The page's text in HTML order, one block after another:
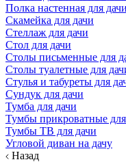
Полка настенная для дачи
Скамейка для дачи
Стеллаж для дачи
Стол для дачи
Столы письменные для
Столы туалетные для
Стулья и табуреты для
Сундук для дачи
Тумба для дачи
Тумбы прикроватные
Тумбы ТВ для дачи
Угловой диван на дачу
Назад